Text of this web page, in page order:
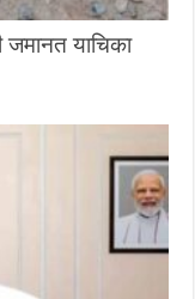
जमानत याचिका